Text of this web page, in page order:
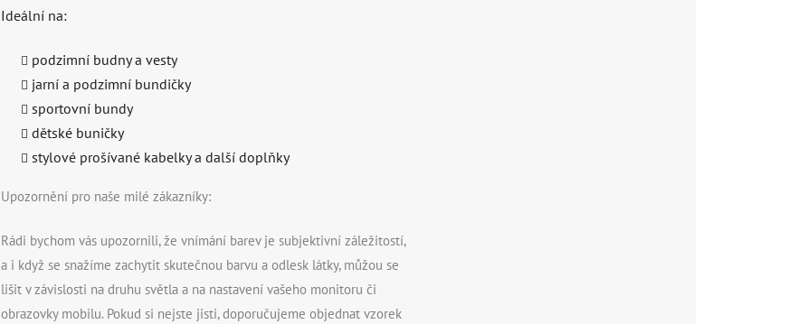
Ideální na:
podzimní budny a vesty
jarní a podzimní bundičky
sportovní bundy
dětské buničky
stylové prošívané kabelky a další doplňky
Upozornění pro naše milé zákazníky:
Rádi bychom vás upozornili, že vnímání barev je subjektivní záležitostí,
a i když se snažíme zachytit skutečnou barvu a odlesk látky, můžou se
lišit v závislosti na druhu světla a na nastavení vašeho monitoru či
obrazovky mobilu. Pokud si nejste jisti, doporučujeme objednat vzorek